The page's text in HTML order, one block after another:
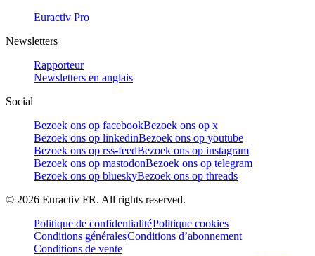
Euractiv Pro
Newsletters
Rapporteur
Newsletters en anglais
Social
Bezoek ons op facebookBezoek ons op x
Bezoek ons op linkedinBezoek ons op youtube
Bezoek ons op rss-feedBezoek ons op instagram
Bezoek ons op mastodonBezoek ons op telegram
Bezoek ons op blueskyBezoek ons op threads
© 2026 Euractiv FR. All rights reserved.
Politique de confidentialitéPolitique cookies
Conditions généralesConditions d’abonnement
Conditions de vente